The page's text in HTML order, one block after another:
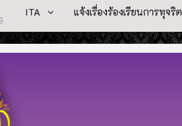
ITA แจ้งเรื่องร้องเรียนการทุจริต